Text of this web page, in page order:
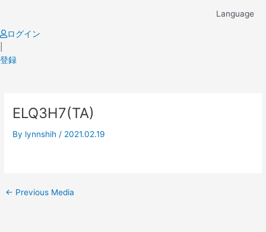
content
Language
ログイン
登録
ELQ3H7(TA)
By lynnshih / 2021.02.19
navigation
← Previous Media